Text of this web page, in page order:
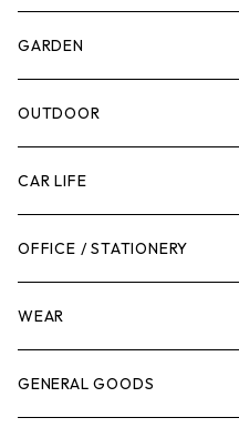
計測機器
腰袋・ツールホルスター
工具箱
作業台
脚立
ケミカル
5ガロンバケツ
キッチン
日用品
ボディケア
GARDEN
剪定ばさみ
ガーデンツール
ガーデンチェア
キャビネット・ツールハンガー
冬季用品
OUTDOOR
スツール
バンジーバンド
ストレージボックス
クーラーボックス
CAR LIFE
メンテナンスグッズ
車内グッズ
車外グッズ
OFFICE / STATIONERY
WEAR
トップス
GENERAL GOODS